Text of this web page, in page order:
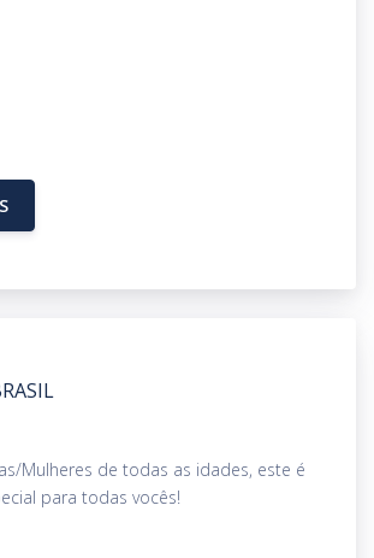
Mulheres de todas as idades, este é
para todas vocês!